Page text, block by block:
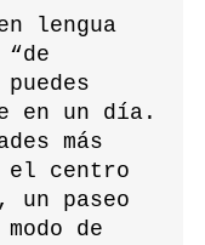
lengua
en un día.
más
el centro
un paseo
de